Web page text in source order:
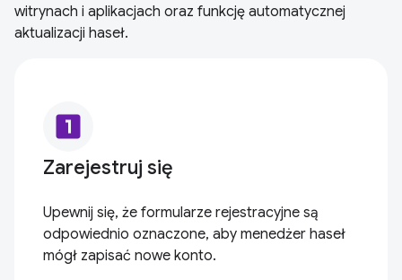
witrynach i aplikacjach oraz funkcję automatycznej
aktualizacji haseł.
looks_one
Zarejestruj się
Upewnij się, że formularze rejestracyjne są
odpowiednio oznaczone, aby menedżer haseł
mógł zapisać nowe konto.